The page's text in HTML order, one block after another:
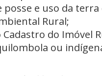
posse e uso da
Rural;
do Imóvel
ou